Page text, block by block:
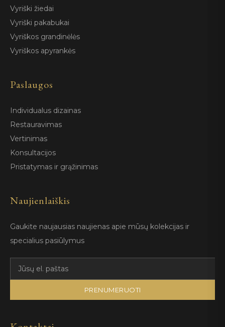
Vyriški žiedai
Vyriški pakabukai
Vyriškos grandinėlės
Vyriškos apyrankės
Paslaugos
Individualus dizainas
Restauravimas
Vertinimas
Konsultacijos
Pristatymas ir grąžinimas
Naujienlaiškis
Gaukite naujausias naujienas apie mūsų kolekcijas ir
specialius pasiūlymus
PRENUMERUOTI